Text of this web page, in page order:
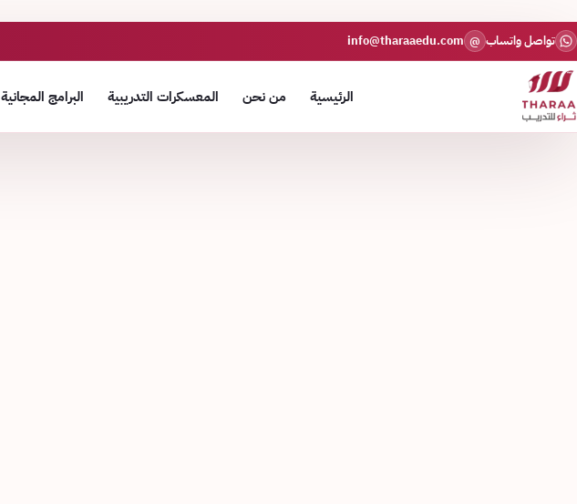
تواصل واتساب @
info@tharaaedu.com
الرئيسية من نحن المعسكرات التدريبية البرامج المجانية